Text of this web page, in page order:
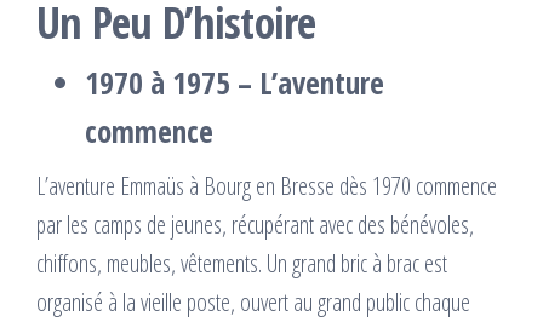
Un Peu D’histoire
1970 à 1975 – L’aventure
commence
L’aventure Emmaüs à Bourg en Bresse dès 1970 commence
par les camps de jeunes, récupérant avec des bénévoles,
chiffons, meubles, vêtements. Un grand bric à brac est
organisé à la vieille poste, ouvert au grand public chaque